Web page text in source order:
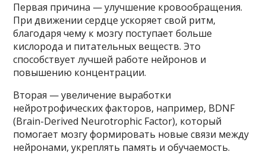
Первая причина — улучшение кровообращения.
При движении сердце ускоряет свой ритм,
благодаря чему к мозгу поступает больше
кислорода и питательных веществ. Это
способствует лучшей работе нейронов и
повышению концентрации.
Вторая — увеличение выработки
нейротрофических факторов, например, BDNF
(Brain-Derived Neurotrophic Factor), который
помогает мозгу формировать новые связи между
нейронами, укреплять память и обучаемость.